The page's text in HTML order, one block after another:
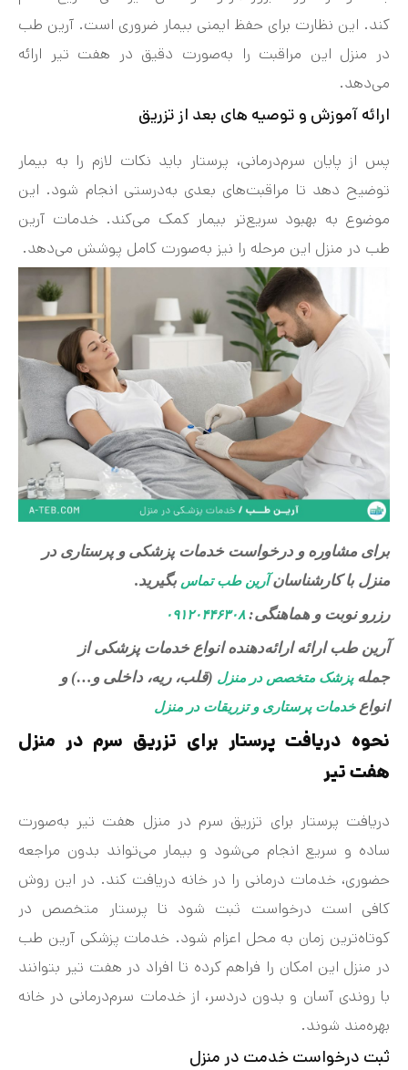
کند. این نظارت برای حفظ ایمنی بیمار ضروری است. آرین طب
در منزل این مراقبت را به‌صورت دقیق در هفت‌ تیر ارائه
می‌دهد.
ارائه آموزش و توصیه‌ های بعد از تزریق
پس از پایان سرم‌درمانی، پرستار باید نکات لازم را به بیمار
توضیح دهد تا مراقبت‌های بعدی به‌درستی انجام شود. این
موضوع به بهبود سریع‌تر بیمار کمک می‌کند. خدمات آرین
طب در منزل این مرحله را نیز به‌صورت کامل پوشش می‌دهد.
برای مشاوره و درخواست خدمات پزشکی و پرستاری در
منزل با کارشناسانآرین طب تماس بگیرید.
رزرو نوبت و هماهنگی:۰۹۱۲۰۴۴۶۳۰۸
آرین طب ارائه ارائه‌دهنده انواع خدمات پزشکی از
جملهپزشک متخصص در منزل (قلب، ریه، داخلی و…) و
انواعخدمات پرستاری و تزریقات در منزل
نحوه دریافت پرستار برای تزریق سرم در منزل
هفت تیر
دریافت پرستار برای تزریق سرم در منزل هفت‌ تیر به‌صورت
ساده و سریع انجام می‌شود و بیمار می‌تواند بدون مراجعه
حضوری، خدمات درمانی را در خانه دریافت کند. در این روش
کافی است درخواست ثبت شود تا پرستار متخصص در
کوتاه‌ترین زمان به محل اعزام شود. خدمات پزشکی آرین طب
در منزل این امکان را فراهم کرده تا افراد در هفت‌ تیر بتوانند
با روندی آسان و بدون دردسر، از خدمات سرم‌درمانی در خانه
بهره‌مند شوند.
ثبت درخواست خدمت در منزل